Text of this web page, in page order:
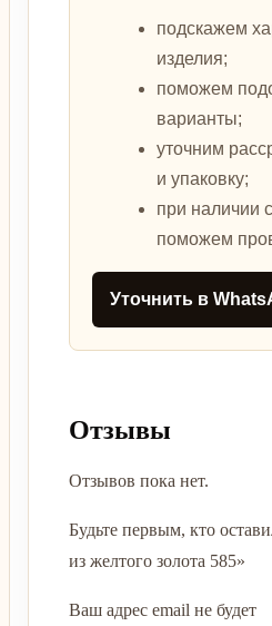
подскажем
изделия;
поможем
варианты;
уточним
и упаковку;
при наличии
поможем
Уточнить в
Отзывы
Отзывов пока нет.
Будьте первым, кто
из желтого золота 585»
Ваш адрес email не будет